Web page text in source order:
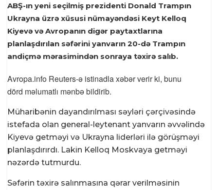
ABŞ-ın yeni seçilmiş prezidenti Donald Trampın
Ukrayna üzrə xüsusi nümayəndəsi Keyt Kelloq
Kiyevə və Avropanın digər paytaxtlarına
planlaşdırılan səfərini yanvarın 20-də Trampın
andiçmə mərasimindən sonraya təxirə salıb.
Avropa.info Reuters-ə istinadla xəbər verir ki, bunu
dörd məlumatlı mənbə bildirib.
Müharibənin dayandırılması səyləri çərçivəsində
istefada olan general-leytenant yanvarın əvvəlində
Kiyevə getməyi və Ukrayna liderləri ilə görüşməyi
planlaşdırırdı. Lakin Kelloq Moskvaya getməyi
nəzərdə tutmurdu.
Səfərin təxirə salınmasına qərar verilməsinin